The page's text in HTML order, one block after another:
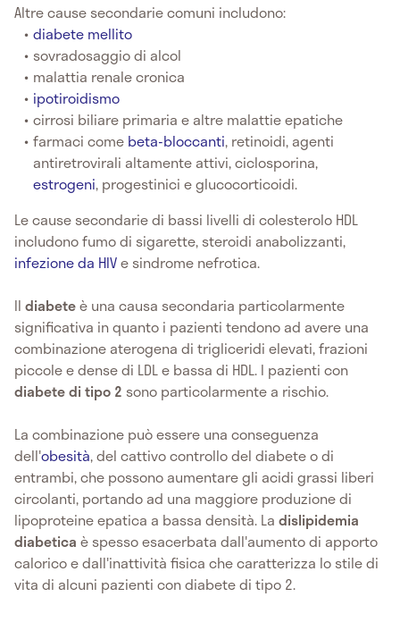
Altre cause secondarie comuni includono:
diabete mellito
sovradosaggio di alcol
malattia renale cronica
ipotiroidismo
cirrosi biliare primaria e altre malattie epatiche
farmaci come beta-bloccanti, retinoidi, agenti
antiretrovirali altamente attivi, ciclosporina,
estrogeni, progestinici e glucocorticoidi.
Le cause secondarie di bassi livelli di colesterolo HDL
includono fumo di sigarette, steroidi anabolizzanti,
infezione da HIVe sindrome nefrotica.
Il diabeteè una causa secondaria particolarmente
significativa in quanto i pazienti tendono ad avere una
combinazione aterogena di trigliceridi elevati, frazioni
piccole e dense di LDL e bassa di HDL. I pazienti con
diabete di tipo 2 sono particolarmente a rischio.
La combinazione può essere una conseguenza
dell'obesità, del cattivo controllo del diabete o di
entrambi, che possono aumentare gli acidi grassi liberi
circolanti, portando ad una maggiore produzione di
lipoproteine ​​epatica a bassa densità. La dislipidemia
diabetica è spesso esacerbata dall'aumento di apporto
calorico e dall'inattività fisica che caratterizza lo stile di
vita di alcuni pazienti con diabete di tipo 2.